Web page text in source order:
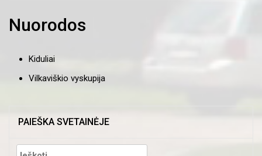
Nuorodos
Kiduliai
Vilkaviškio vyskupija
PAIEŠKA SVETAINĖJE
Ieškoti: